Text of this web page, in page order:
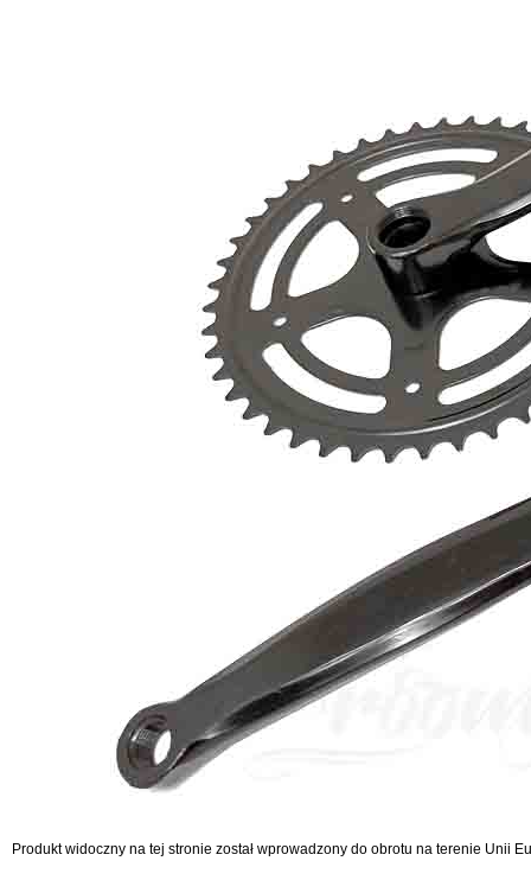
Produkt widoczny na tej stronie został wprowadzony do obrotu na terenie Unii